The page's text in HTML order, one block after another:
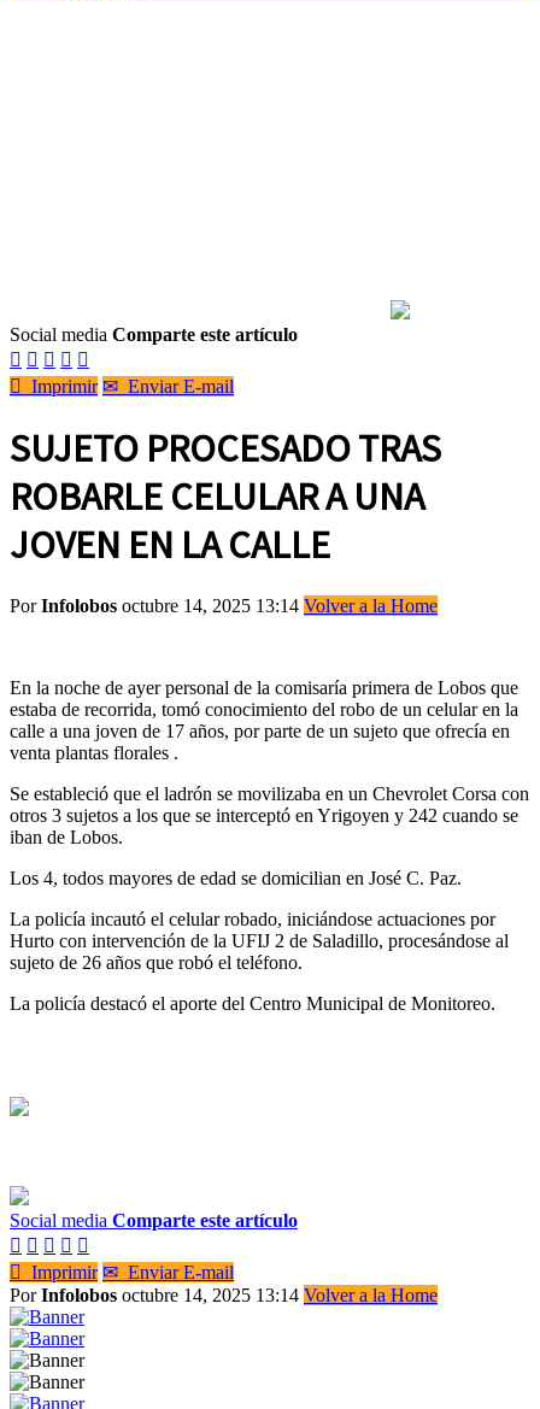
Social media Comparte este artículo
    
 Imprimir ✉ Enviar E-mail
SUJETO PROCESADO TRAS
ROBARLE CELULAR A UNA
JOVEN EN LA CALLE
PorInfolobos octubre 14, 2025 13:14 Volver a la Home
En la noche de ayer personal de la comisaría primera de Lobos que
estaba de recorrida, tomó conocimiento del robo de un celular en la
calle a una joven de 17 años, por parte de un sujeto que ofrecía en
venta plantas florales .
Se estableció que el ladrón se movilizaba en un Chevrolet Corsa con
otros 3 sujetos a los que se interceptó en Yrigoyen y 242 cuando se
iban de Lobos.
Los 4, todos mayores de edad se domicilian en José C. Paz.
La policía incautó el celular robado, iniciándose actuaciones por
Hurto con intervención de la UFIJ 2 de Saladillo, procesándose al
sujeto de 26 años que robó el teléfono.
La policía destacó el aporte del Centro Municipal de Monitoreo.
Social media Comparte este artículo
    
 Imprimir ✉ Enviar E-mail
PorInfolobos octubre 14, 2025 13:14 Volver a la Home